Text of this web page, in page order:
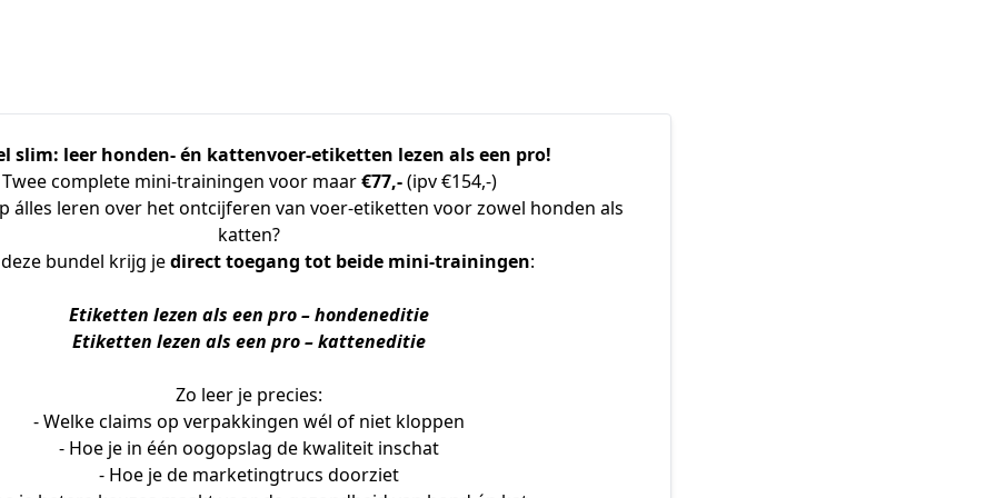
slim: leer honden- én kattenvoer-etiketten lezen als een pro!
Twee complete mini-trainingen voor maar€77,-(ipv €154,-)
álles leren over het ontcijferen van voer-etiketten voor zowel honden als
katten?
bundel krijg je direct toegang tot beide mini-trainingen:
Etiketten lezen als een pro – hondeneditie
Etiketten lezen als een pro – katteneditie
Zo leer je precies:
- Welke claims op verpakkingen wél of niet kloppen
- Hoe je in één oogopslag de kwaliteit inschat
- Hoe je de marketingtrucs doorziet